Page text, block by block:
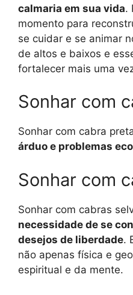
calmaria em sua vida.
momento para
se cuidar e se animar
de altos e baixos e
fortalecer mais uma
Sonhar com
Sonhar com cabra
árduo e problemas
Sonhar com
Sonhar com cabras
necessidade de se
desejos de liberdade.
não apenas física e
espiritual e da mente.